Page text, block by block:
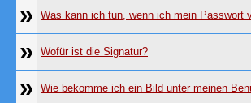
» Was kann ich tun, wenn ich mein Passwort
» Wofür ist die Signatur?
» Wie bekomme ich ein Bild unter meinen